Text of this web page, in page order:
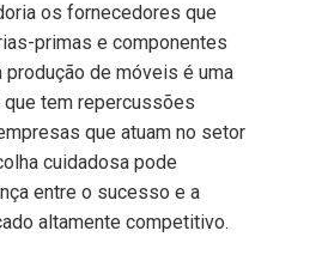
os fornecedores que
primas e componentes
produção de móveis é uma
tem repercussões
que atuam no setor
cuidadosa pode
entre o sucesso e a
altamente competitivo.